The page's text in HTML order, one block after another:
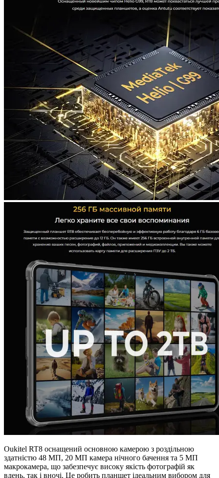
Oukitel RT8 оснащений основною камерою з роздільною
здатністю 48 МП, 20 МП камера нічного бачення та 5 МП
макрокамера, що забезпечує високу якість фотографій як
вдень, так і вночі. Це робить планшет ідеальним вибором для